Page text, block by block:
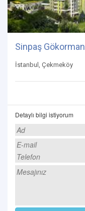
Sinpaş Gökorman
İstanbul, Çekmeköy
Detaylı bilgi istiyorum